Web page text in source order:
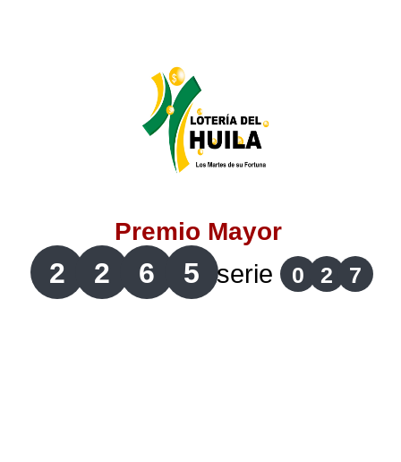
Lotería de Bogotá
Lotería de Risaralda
Lotería de Santander
Lotería del Cauca
Premio Mayor
2 2 6 5 serie 0 2 7